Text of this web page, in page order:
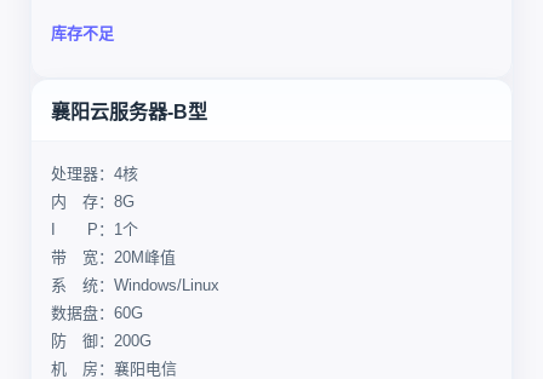
库存不足
襄阳云服务器-B型
处理器：4核
内 存：8G
I P：1个
带 宽：20M峰值
系 统：Windows/Linux
数据盘：60G
防 御：200G
机 房：襄阳电信